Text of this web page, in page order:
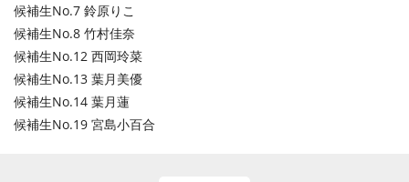
候補生No.7 鈴原りこ
候補生No.8 竹村佳奈
候補生No.12 西岡玲菜
候補生No.13 葉月美優
候補生No.14 葉月蓮
候補生No.19 宮島小百合